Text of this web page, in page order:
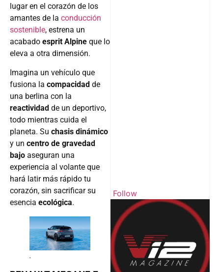
lugar en el corazón de los
amantes de la conducción
sostenible, estrena un
acabado esprit Alpine que lo
eleva a otra dimensión.
Imagina un vehículo que
fusiona la compacidad de
una berlina con la
reactividad de un deportivo,
todo mientras cuida el
planeta. Su chasis dinámico
y un centro de gravedad
bajo aseguran una
experiencia al volante que
hará latir más rápido tu
corazón, sin sacrificar su
esencia ecológica.
.
Follow